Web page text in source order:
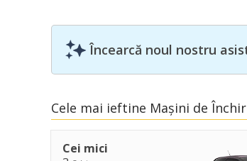
Încearcă noul nostru
Cele mai ieftine Mașini de
Cei mici